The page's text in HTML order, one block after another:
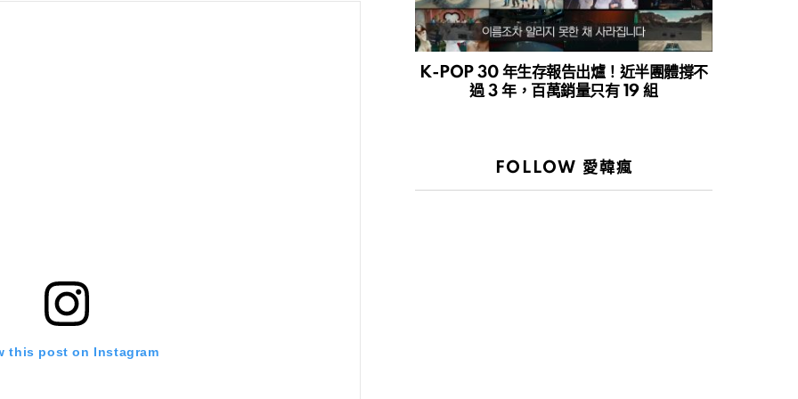
this post on Instagram
K-POP 30 年生存報告出爐！近半團體撐不
過 3 年，百萬銷量只有 19 組
FOLLOW 愛韓瘋